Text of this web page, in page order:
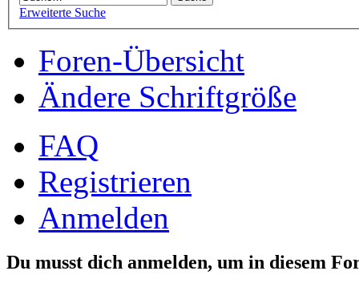
Erweiterte Suche
Foren-Übersicht
Ändere Schriftgröße
FAQ
Registrieren
Anmelden
Du musst dich anmelden, um in diesem